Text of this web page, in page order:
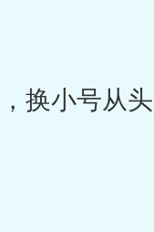
换小号从